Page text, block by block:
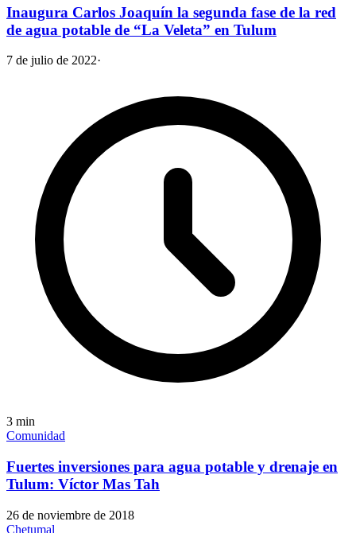
Inaugura Carlos Joaquín la segunda fase de la red
de agua potable de “La Veleta” en Tulum
7 de julio de 2022·
3 min
Comunidad
Fuertes inversiones para agua potable y drenaje en
Tulum: Víctor Mas Tah
26 de noviembre de 2018
Chetumal